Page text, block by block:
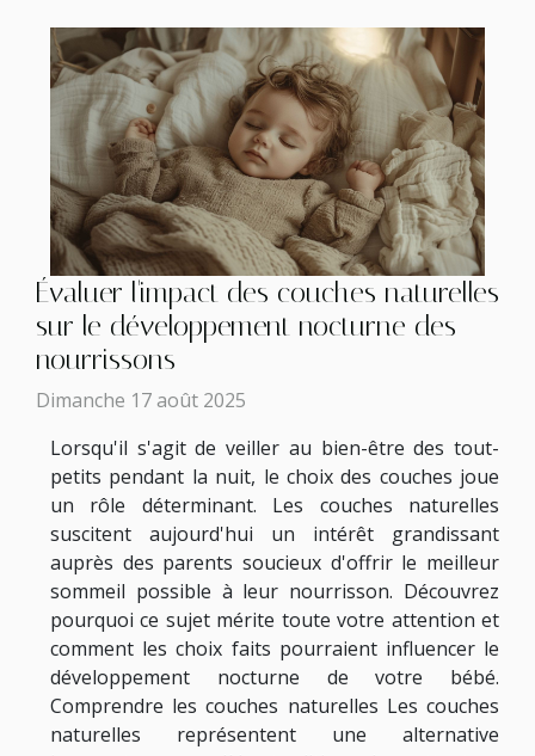
Évaluer l'impact des couches naturelles
sur le développement nocturne des
nourrissons
Dimanche 17 août 2025
Lorsqu'il s'agit de veiller au bien-être des tout-
petits pendant la nuit, le choix des couches joue
un rôle déterminant. Les couches naturelles
suscitent aujourd'hui un intérêt grandissant
auprès des parents soucieux d'offrir le meilleur
sommeil possible à leur nourrisson. Découvrez
pourquoi ce sujet mérite toute votre attention et
comment les choix faits pourraient influencer le
développement nocturne de votre bébé.
Comprendre les couches naturelles Les couches
naturelles représentent une alternative